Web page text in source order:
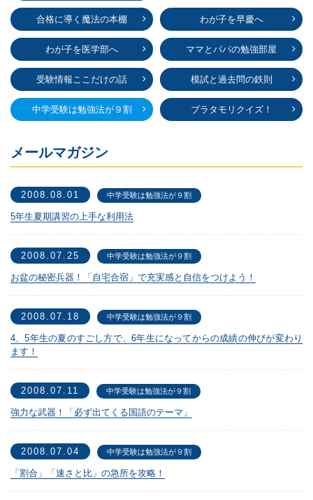
合格に導く魔法の本棚 わが子を早慶へ
わが子を医学部へ ママとパパの勉強部屋
受験情報ここだけの話 模試と過去問の鉄則
中学受験は勉強法が９割 ブラタモリクイズ！
メールマガジン
2008.08.01 中学受験は勉強法が９割
5年生夏期講習の上手な利用法
2008.07.25 中学受験は勉強法が９割
お盆の秘密兵器！「自宅合宿」で充実感と自信をつけよう！
2008.07.18 中学受験は勉強法が９割
4、5年生の夏のすごし方で、6年生になってからの成績の伸びが変わり
ます！
2008.07.11 中学受験は勉強法が９割
強力な武器！「必ず出てくる国語のテーマ」
2008.07.04 中学受験は勉強法が９割
「割合」「速さと比」の急所を攻略！